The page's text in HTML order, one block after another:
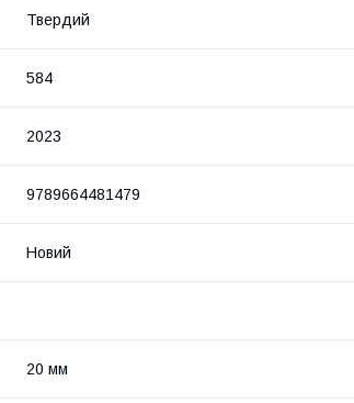
Твердий
584
2023
9789664481479
Новий
20 мм